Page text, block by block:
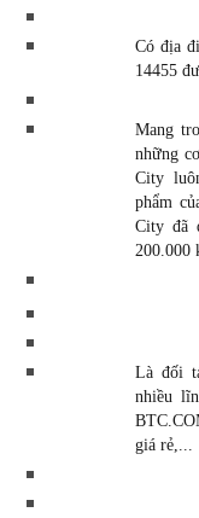
Có địa
14455
Mang
những
City
phẩm
City đã
200.000
Là đối
nhiều
giá rẻ,...